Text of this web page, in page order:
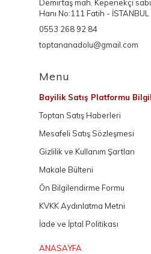
Demirtaş mah. Kepenekçi
Hanı No:111 Fatih - İSTANBUL
0553 268 92 84
toptananadolu@gmail.com
Menu
Bayilik Satış Platformu
Toptan Satış Haberleri
Mesafeli Satış Sözleşmesi
Gizlilik ve Kullanım Şartları
Makale Bülteni
Ön Bilgilendirme Formu
KVKK Aydınlatma Metni
İade ve İptal Politikası
ANASAYFA